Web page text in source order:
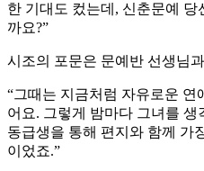
한 기대도 컸는데, 신춘문예
까요?”
시조의 포문은 문예반 선생님
“그때는 지금처럼 자유로운
어요. 그렇게 밤마다 그녀를
동급생을 통해 편지와 함께 가
이었죠.”